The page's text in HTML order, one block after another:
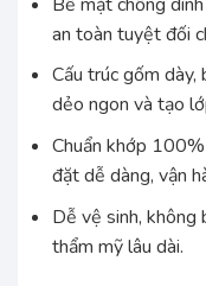
an toàn tuyệt đối
Cấu trúc gốm dày,
dẻo ngon và tạo
Chuẩn khớp
đặt dễ dàng, vận
Dễ vệ sinh, không
thẩm mỹ lâu dài.